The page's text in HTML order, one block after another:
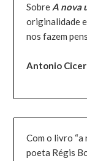
Sobre A nova
originalidade
nos fazem
Antonio
Com o livro
poeta Régis